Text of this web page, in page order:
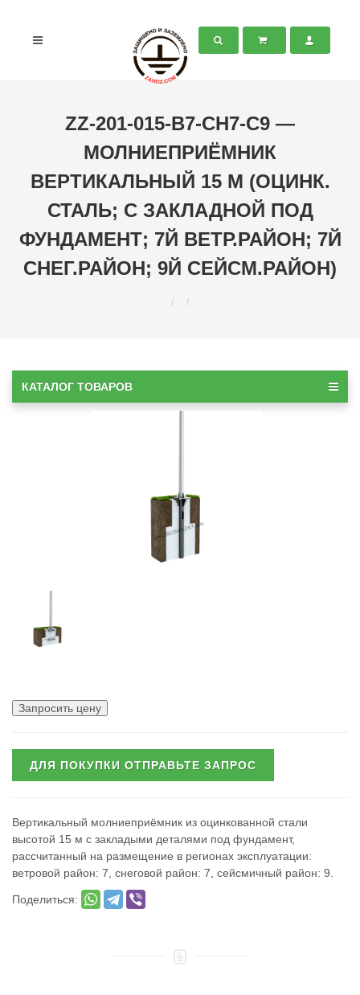
ZZ-201-015-В7-СН7-С9 —
МОЛНИЕПРИЁМНИК
ВЕРТИКАЛЬНЫЙ 15 М (ОЦИНК.
СТАЛЬ; С ЗАКЛАДНОЙ ПОД
ФУНДАМЕНТ; 7Й ВЕТР.РАЙОН; 7Й
СНЕГ.РАЙОН; 9Й СЕЙСМ.РАЙОН)
КАТАЛОГ ТОВАРОВ
Запросить цену
ДЛЯ ПОКУПКИ ОТПРАВЬТЕ ЗАПРОС
Вертикальный молниеприёмник из оцинкованной стали
высотой 15 м с закладыми деталями под фундамент,
рассчитанный на размещение в регионах эксплуатации:
ветровой район: 7, снеговой район: 7, сейсмичный район: 9.
Поделиться: